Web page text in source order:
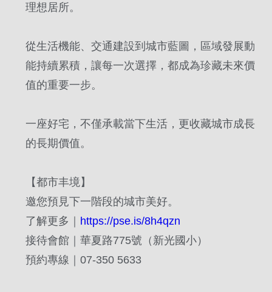
理想居所。
從生活機能、交通建設到城市藍圖，區域發展動
能持續累積，讓每一次選擇，都成為珍藏未來價
值的重要一步。
一座好宅，不僅承載當下生活，更收藏城市成長
的長期價值。
【都市丰境】
邀您預見下一階段的城市美好。
了解更多｜ https://pse.is/8h4qzn
接待會館｜華夏路775號（新光國小）
預約專線｜07-350 5633